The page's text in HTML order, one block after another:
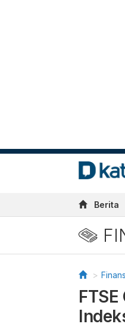
Berita